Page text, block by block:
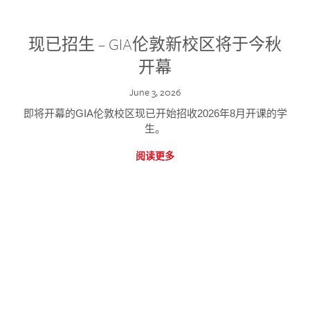
现已招生 – GIA伦敦新校区将于今秋
开幕
June 3, 2026
即将开幕的GIA伦敦校区现已开始招收2026年8月开课的学
生。
阅读更多